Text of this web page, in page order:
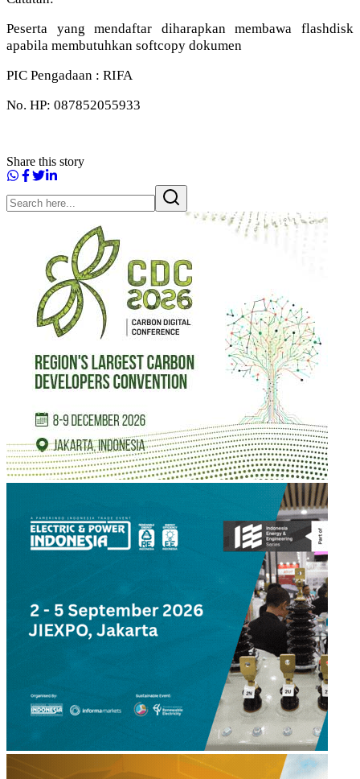
Peserta yang mendaftar diharapkan membawa flashdisk
apabila membutuhkan softcopy dokumen
PIC Pengadaan : RIFA
No. HP: 087852055933
Share this story